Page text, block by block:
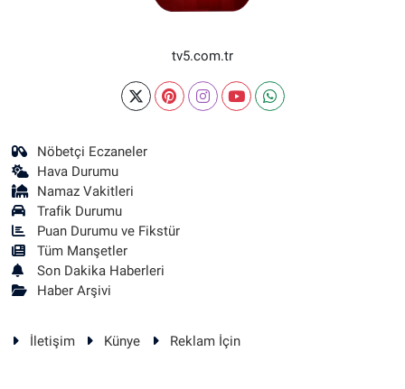
tv5.com.tr
Nöbetçi Eczaneler
Hava Durumu
Namaz Vakitleri
Trafik Durumu
Puan Durumu ve Fikstür
Tüm Manşetler
Son Dakika Haberleri
Haber Arşivi
İletişim Künye Reklam İçin